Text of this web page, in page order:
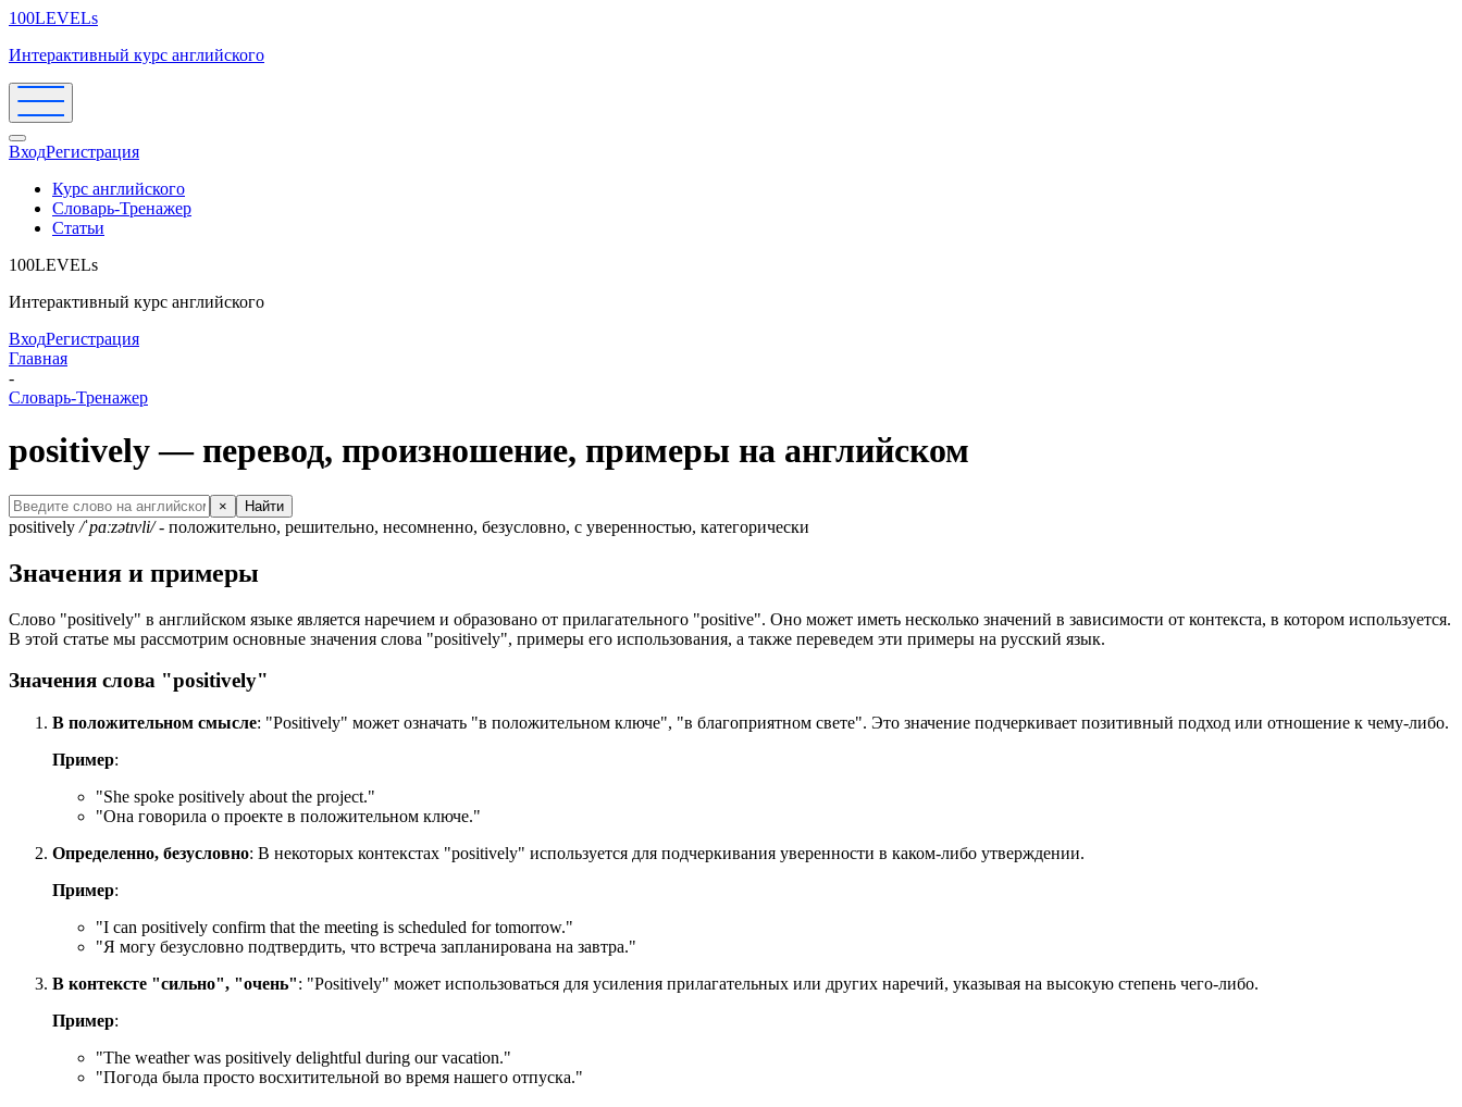
100LEVELs
Интерактивный курс английского
ВходРегистрация
Курс английского
Словарь-Тренажер
Статьи
100LEVELs
Интерактивный курс английского
ВходРегистрация
Главная
-
Словарь-Тренажер
positively — перевод, произношение, примеры на английском
× Найти
positively /ˈpɑːzətɪvli/- положительно, решительно, несомненно, безусловно, с уверенностью, категорически
Значения и примеры
Слово "positively" в английском языке является наречием и образовано от прилагательного "positive". Оно может иметь несколько значений в зависимости от контекста, в котором используется.
В этой статье мы рассмотрим основные значения слова "positively", примеры его использования, а также переведем эти примеры на русский язык.
Значения слова "positively"
В положительном смысле: "Positively" может означать "в положительном ключе", "в благоприятном свете". Это значение подчеркивает позитивный подход или отношение к чему-либо.
Пример:
"She spoke positively about the project."
"Она говорила о проекте в положительном ключе."
Определенно, безусловно: В некоторых контекстах "positively" используется для подчеркивания уверенности в каком-либо утверждении.
Пример:
"I can positively confirm that the meeting is scheduled for tomorrow."
"Я могу безусловно подтвердить, что встреча запланирована на завтра."
В контексте "сильно", "очень": "Positively" может использоваться для усиления прилагательных или других наречий, указывая на высокую степень чего-либо.
Пример:
"The weather was positively delightful during our vacation."
"Погода была просто восхитительной во время нашего отпуска."